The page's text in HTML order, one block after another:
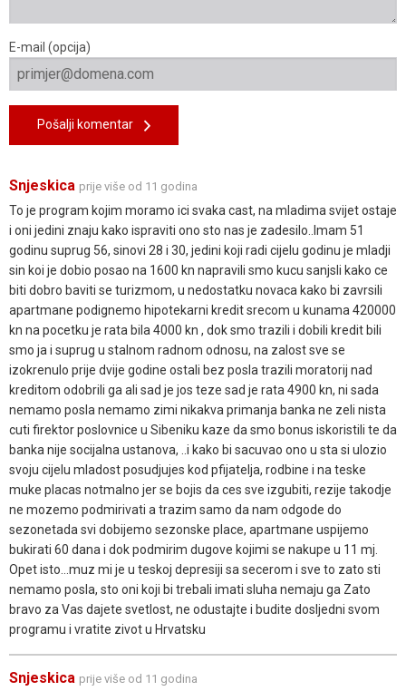
E-mail (opcija)
Pošalji komentar
Snjeskica prije više od 11 godina
To je program kojim moramo ici svaka cast, na mladima svijet ostaje
i oni jedini znaju kako ispraviti ono sto nas je zadesilo..Imam 51
godinu suprug 56, sinovi 28 i 30, jedini koji radi cijelu godinu je mladji
sin koi je dobio posao na 1600 kn napravili smo kucu sanjsli kako ce
biti dobro baviti se turizmom, u nedostatku novaca kako bi zavrsili
apartmane podignemo hipotekarni kredit srecom u kunama 420000
kn na pocetku je rata bila 4000 kn , dok smo trazili i dobili kredit bili
smo ja i suprug u stalnom radnom odnosu, na zalost sve se
izokrenulo prije dvije godine ostali bez posla trazili moratorij nad
kreditom odobrili ga ali sad je jos teze sad je rata 4900 kn, ni sada
nemamo posla nemamo zimi nikakva primanja banka ne zeli nista
cuti firektor poslovnice u Sibeniku kaze da smo bonus iskoristili te da
banka nije socijalna ustanova, ..i kako bi sacuvao ono u sta si ulozio
svoju cijelu mladost posudjujes kod pfijatelja, rodbine i na teske
muke placas notmalno jer se bojis da ces sve izgubiti, rezije takodje
ne mozemo podmirivati a trazim samo da nam odgode do
sezonetada svi dobijemo sezonske place, apartmane uspijemo
bukirati 60 dana i dok podmirim dugove kojimi se nakupe u 11 mj.
Opet isto...muz mi je u teskoj depresiji sa secerom i sve to zato sti
nemamo posla, sto oni koji bi trebali imati sluha nemaju ga Zato
bravo za Vas dajete svetlost, ne odustajte i budite dosljedni svom
programu i vratite zivot u Hrvatsku
Snjeskica prije više od 11 godina